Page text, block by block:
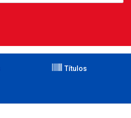
Títulos